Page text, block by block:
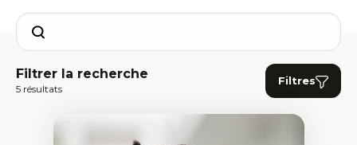
Search
Filtrer la recherche
5 résultats
Filtres